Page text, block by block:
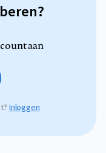
aan
Inloggen